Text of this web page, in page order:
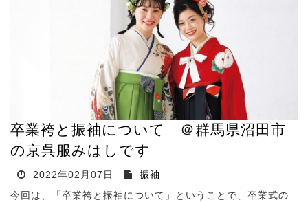
卒業袴と振袖について ＠群馬県沼田市
の京呉服みはしです
2022年02月07日
振袖
今回は、「卒業袴と振袖について」ということで、卒業式の